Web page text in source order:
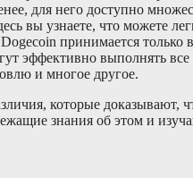
для него доступно
вы узнаете, что можете
принимается только
эффективно выполнять
и многое другое.
которые
знания об этом и